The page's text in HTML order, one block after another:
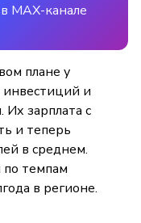
MAX-канале
плане у
инвестиций и
Их зарплата с
и теперь
в среднем.
по темпам
в регионе.